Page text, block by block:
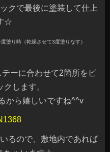
クで最後に塗装して仕上
☆
塗り時（乾燥させて3度塗りなす）
ーに合わせて2箇所をピ
します。
から嬉しいですね^^v
るので、敷地内であれば